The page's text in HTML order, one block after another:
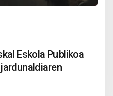
Eskola Publikoa